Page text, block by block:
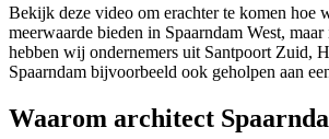
Bekijk deze video om erachter te komen hoe
meerwaarde bieden in Spaarndam West,
hebben wij ondernemers uit Santpoort Zuid,
Spaarndam bijvoorbeeld ook geholpen aan
Waarom architect